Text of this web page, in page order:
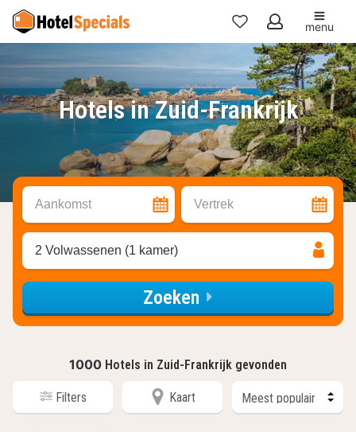
Mijn
favorieten
menu
Hotels in Zuid-Frankrijk
Aankomst Vertrek
2 Volwassenen (1 kamer)
Zoeken
1000 Hotels in Zuid-Frankrijk gevonden
Filters Kaart